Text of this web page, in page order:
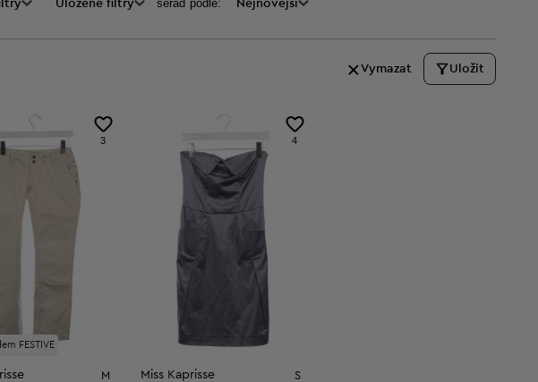
Uložené filtry seraď podle: Nejnovější
Vymazat Uložit
FESTIVE
3
M
4
Miss Kaprisse S